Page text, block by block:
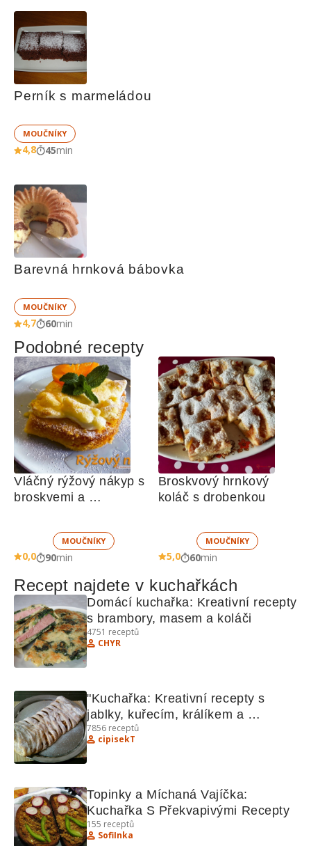
Perník s marmeládou
MOUČNÍKY
4,8 45min
Barevná hrnková bábovka
MOUČNÍKY
4,7 60min
Podobné recepty
Vláčný rýžový nákyp s
broskvemi a
MOUČNÍKY
0,0 90min
Broskvový hrnkový
koláč s drobenkou
MOUČNÍKY
5,0 60min
Recept najdete v kuchařkách
Domácí kuchařka: Kreativní recepty
s brambory, masem a koláči
4751 receptů
CHYR
"Kuchařka: Kreativní recepty s
jablky, kuřecím, králíkem a
bochánky"
7856 receptů
cipisekT
Topinky a Míchaná Vajíčka:
Kuchařka S Překvapivými Recepty
155 receptů
SofiInka